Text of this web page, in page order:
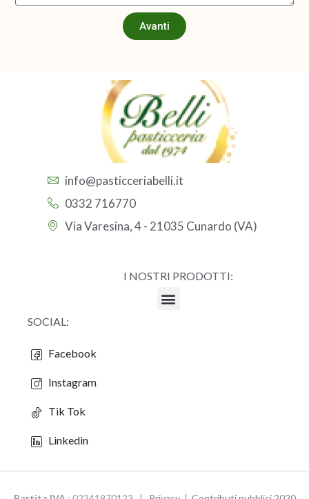
Avanti
info@pasticceriabelli.it
0332 716770
Via Varesina, 4 - 21035 Cunardo (VA)
I NOSTRI PRODOTTI:
SOCIAL:
Facebook
Instagram
Tik Tok
Linkedin